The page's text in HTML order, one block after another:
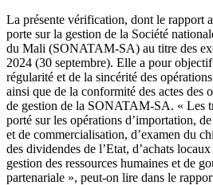
La présente vérification, dont le rapport
porte sur la gestion de la Société
du Mali (SONATAM-SA) au titre des
2024 (30 septembre). Elle a pour objectif
régularité et de la sincérité des
ainsi que de la conformité des actes des
de gestion de la SONATAM-SA. « Les
porté sur les opérations d’importation,
et de commercialisation, d’examen du
des dividendes de l’Etat, d’achats
gestion des ressources humaines et de
partenariale », peut-on lire dans le